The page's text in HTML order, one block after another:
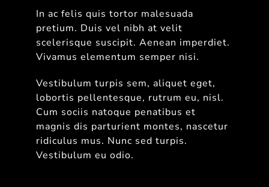
In ac felis quis tortor malesuada
pretium. Duis vel nibh at velit
scelerisque suscipit. Aenean imperdiet.
Vivamus elementum semper nisi.
Vestibulum turpis sem, aliquet eget,
lobortis pellentesque, rutrum eu, nisl.
Cum sociis natoque penatibus et
magnis dis parturient montes, nascetur
ridiculus mus. Nunc sed turpis.
Vestibulum eu odio.